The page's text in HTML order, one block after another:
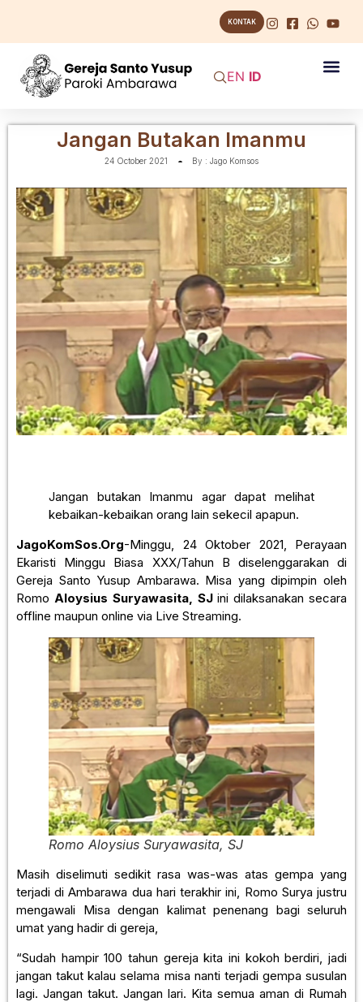
KONTAK
EN ID
Jangan Butakan Imanmu
24 October 2021 By : Jago Komsos
Jangan butakan Imanmu agar dapat melihat
kebaikan-kebaikan orang lain sekecil apapun.
JagoKomSos.Org-Minggu, 24 Oktober 2021, Perayaan
Ekaristi Minggu Biasa XXX/Tahun B diselenggarakan di
Gereja Santo Yusup Ambarawa. Misa yang dipimpin oleh
Romo Aloysius Suryawasita, SJini dilaksanakan secara
offline maupun online via Live Streaming.
Romo Aloysius Suryawasita, SJ
Masih diselimuti sedikit rasa was-was atas gempa yang
terjadi di Ambarawa dua hari terakhir ini, Romo Surya justru
mengawali Misa dengan kalimat penenang bagi seluruh
umat yang hadir di gereja,
“Sudah hampir 100 tahun gereja kita ini kokoh berdiri, jadi
jangan takut kalau selama misa nanti terjadi gempa susulan
lagi. Jangan takut. Jangan lari. Kita semua aman di Rumah